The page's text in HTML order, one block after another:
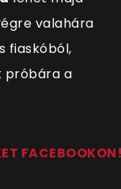
valahára
fiaskóból,
próbára a